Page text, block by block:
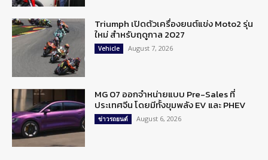
Triumph เปิดตัวเครื่องยนต์แข่ง Moto2 รุ่น
ใหม่ สำหรับฤดูกาล 2027
Vehicle August 7, 2026
MG 07 ออกจำหน่ายแบบ Pre-Sales ที่
ประเทศจีน โดยมีทั้งขุมพลัง EV และ PHEV
ข่าวรถยนต์ August 6, 2026